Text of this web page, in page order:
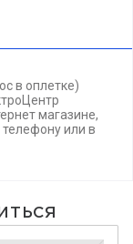
в оплетке)
магазине,
телефонуили в